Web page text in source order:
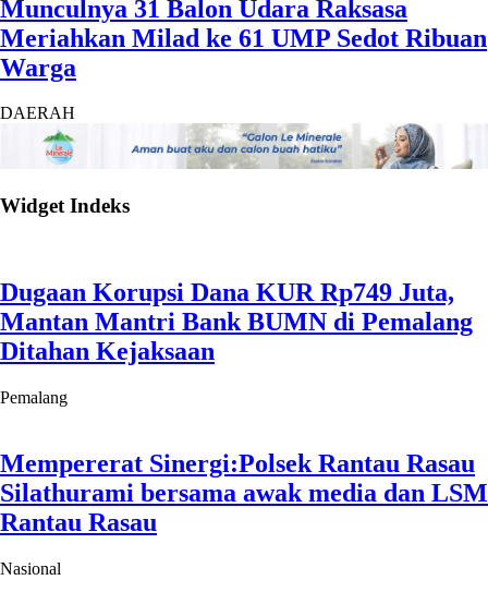
Munculnya 31 Balon Udara Raksasa
Meriahkan Milad ke 61 UMP Sedot Ribuan
Warga
DAERAH
Widget Indeks
Dugaan Korupsi Dana KUR Rp749 Juta,
Mantan Mantri Bank BUMN di Pemalang
Ditahan Kejaksaan
Pemalang
Mempererat Sinergi:Polsek Rantau Rasau
Silathurami bersama awak media dan LSM
Rantau Rasau
Nasional